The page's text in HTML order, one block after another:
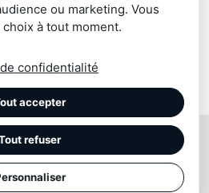
plaid, pouf, chausson, tapis
renne, blesbok, lapin
Vichy
Confidentialité
ou marketing. Vous
à tout moment.
confidentialité
accepter
refuser